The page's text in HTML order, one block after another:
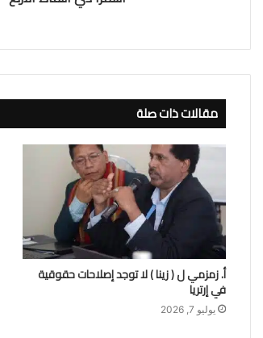
مقالات ذات صلة
أ. زمزمي ل ( زينا ) لا توجد إصلاحات حقوقية
في إرتريا
يوليو 7, 2026